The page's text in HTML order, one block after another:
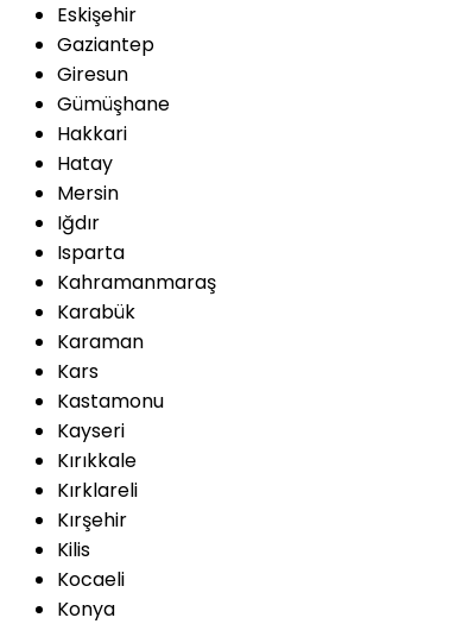
Eskişehir
Gaziantep
Giresun
Gümüşhane
Hakkari
Hatay
Mersin
Iğdır
Isparta
Kahramanmaraş
Karabük
Karaman
Kars
Kastamonu
Kayseri
Kırıkkale
Kırklareli
Kırşehir
Kilis
Kocaeli
Konya